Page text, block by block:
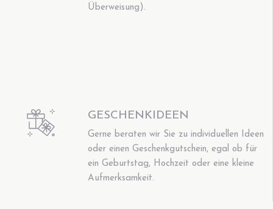
Überweisung).
GESCHENKIDEEN
Gerne beraten wir Sie zu individuellen Ideen
oder einen Geschenkgutschein, egal ob für
ein Geburtstag, Hochzeit oder eine kleine
Aufmerksamkeit.